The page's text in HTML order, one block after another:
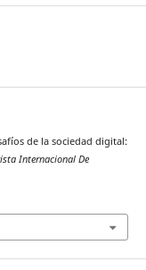
de la sociedad digital:
Internacional De